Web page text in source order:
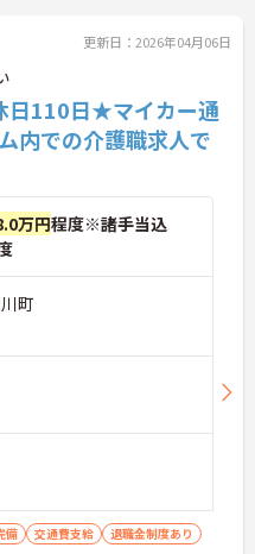
更新日：2026年04月06日
日110日★マイカー通
内での介護職求人で
万円程度※諸手当込
町
備 交通費支給 退職金制度あり